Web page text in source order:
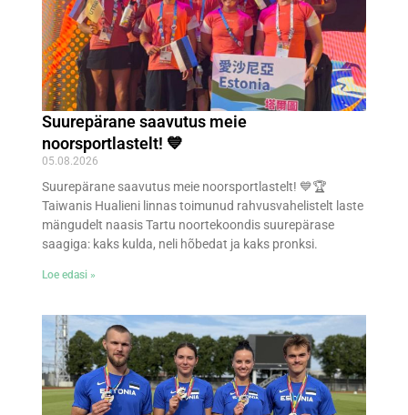
Suurepärane saavutus meie
noorsportlastelt! 💙
05.08.2026
Suurepärane saavutus meie noorsportlastelt! 💙🏆
Taiwanis Hualieni linnas toimunud rahvusvahelistelt laste
mängudelt naasis Tartu noortekoondis suurepärase
saagiga: kaks kulda, neli hõbedat ja kaks pronksi.
Loe edasi »